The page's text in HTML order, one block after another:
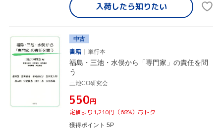
入荷したら知りたい
中古
書籍
単行本
福島・三池・水俣から「専門家」の責任を問
う
三池CO研究会
¥550円
定価より1,210円（68%）おトク
獲得ポイント 5P